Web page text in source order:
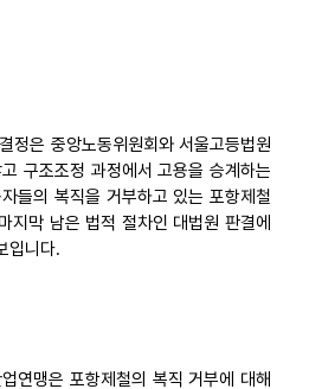
정은 중앙노동위원회와 서울고등법원
구조조정 과정에서 고용을 승계하는
들의 복직을 거부하고 있는 포항제철
지막 남은 법적 절차인 대법원 판결에
입니다.
연맹은 포항제철의 복직 거부에 대해